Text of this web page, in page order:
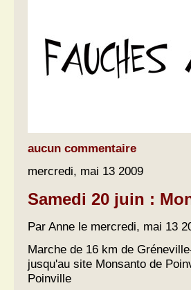
aucun commentaire
mercredi, mai 13 2009
Samedi 20 juin :
Par Anne le mercredi, mai 13
Marche de 16 km de
jusqu'au site Monsanto de
Poinville